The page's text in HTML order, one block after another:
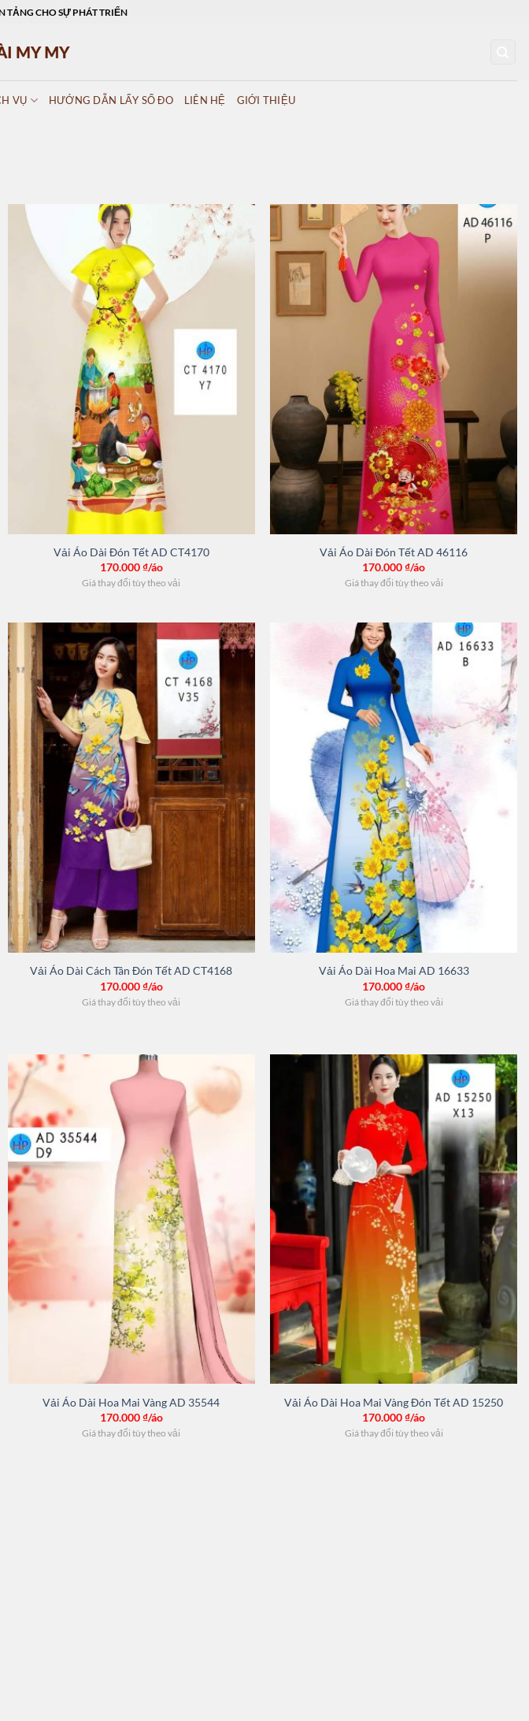
TẢNG CHO SỰ PHÁT TRIỂN
VỤ HƯỚNG DẪN LẤY SỐ ĐO LIÊN HỆ GIỚI THIỆU
Vải Áo Dài Đón Tết AD CT4170
170.000₫/áo
Giá thay đổi tùy theo vải
Vải Áo Dài Đón Tết AD 46116
170.000₫/áo
Giá thay đổi tùy theo vải
Vải Áo Dài Cách Tân Đón Tết AD CT4168
170.000₫/áo
Giá thay đổi tùy theo vải
Vải Áo Dài Hoa Mai AD 16633
170.000₫/áo
Giá thay đổi tùy theo vải
Vải Áo Dài Hoa Mai Vàng AD 35544
170.000₫/áo
Giá thay đổi tùy theo vải
Vải Áo Dài Hoa Mai Vàng Đón Tết AD 15250
170.000₫/áo
Giá thay đổi tùy theo vải